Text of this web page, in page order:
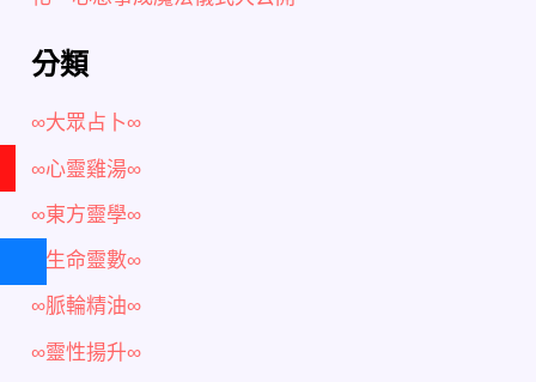
分類
∞大眾占卜∞
∞心靈雞湯∞
∞東方靈學∞
∞生命靈數∞
∞脈輪精油∞
∞靈性揚升∞